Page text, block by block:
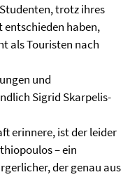
trotz ihres
entschieden haben,
als Touristen nach
und
Sigrid Skarpelis-
erinnere, ist der leider
– ein
der genau aus